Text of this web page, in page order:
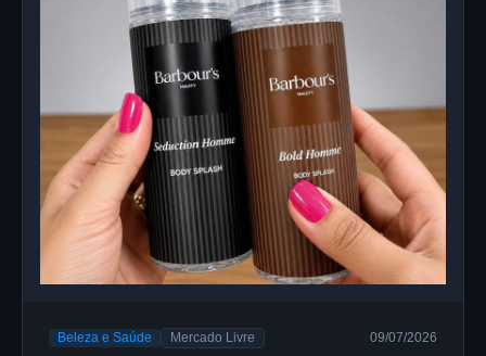
Beleza e Saúde Mercado Livre 09/07/2026